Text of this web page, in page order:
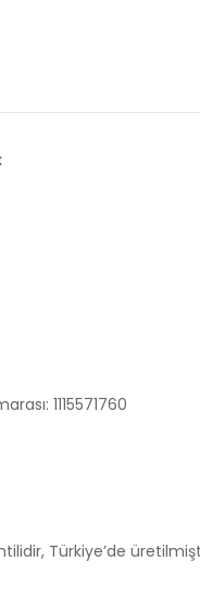
1115571760
Türkiye’de